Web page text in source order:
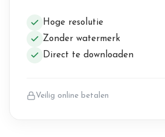
Hoge resolutie
Zonder watermerk
Direct te downloaden
Veilig online betalen